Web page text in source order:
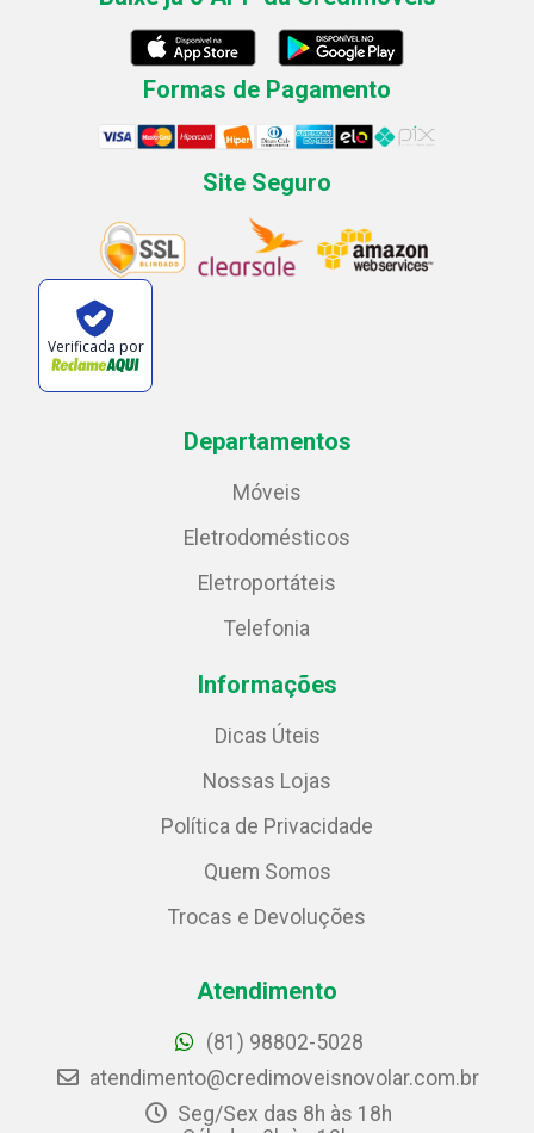
Formas de Pagamento
Site Seguro
Verificada por
Departamentos
Móveis
Eletrodomésticos
Eletroportáteis
Telefonia
Informações
Dicas Úteis
Nossas Lojas
Política de Privacidade
Quem Somos
Trocas e Devoluções
Atendimento
(81) 98802-5028
atendimento@credimoveisnovolar.com.br
Seg/Sex das 8h às 18h